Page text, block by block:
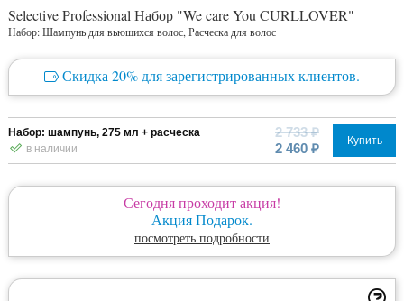
Selective Professional Набор "We care You CURLLOVER"
Набор: Шампунь для вьющихся волос, Расческа для волос
Скидка 20% для зарегистрированных клиентов.
Набор: шампунь, 275 мл + расческа
в наличии
2 733 ₽
2 460 ₽
Купить
Сегодня проходит акция!
Акция Подарок.
посмотреть подробности